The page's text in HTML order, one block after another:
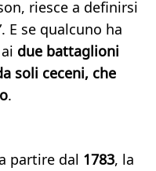
riesce a definirsi
E se qualcuno ha
due battaglioni
soli ceceni, che
.
partire dal 1783, la